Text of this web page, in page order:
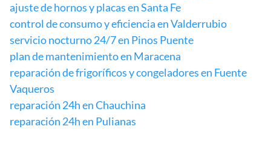
ajuste de hornos y placas en Santa Fe
control de consumo y eficiencia en Valderrubio
servicio nocturno 24/7 en Pinos Puente
plan de mantenimiento en Maracena
reparación de frigoríficos y congeladores en Fuente
Vaqueros
reparación 24h en Chauchina
reparación 24h en Pulianas